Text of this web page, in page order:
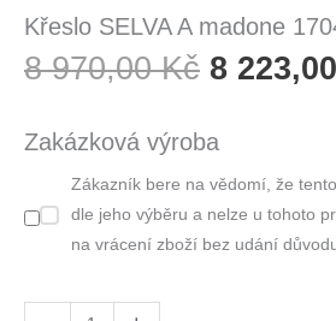
Křeslo SELVA A madone
8 970,00Kč Původní
Byla:
970,00
8 223,00
Zakázková výroba
Zákazník bere na vědomí, že
dle jeho výběru a nelze u tohoto
na vrácení zboží bez udání